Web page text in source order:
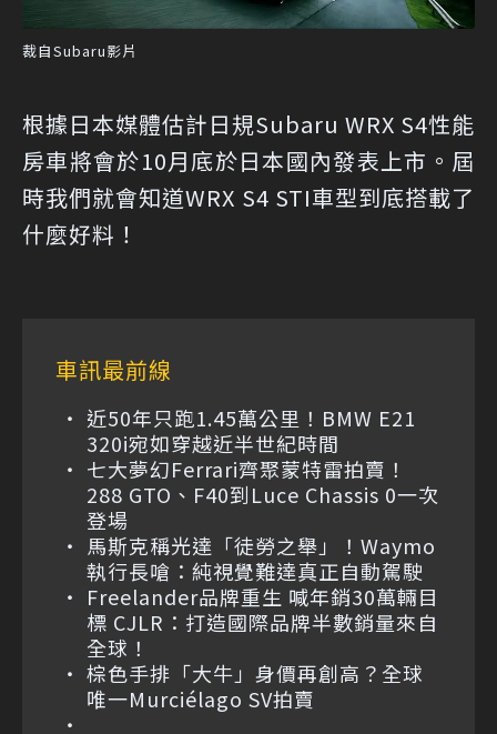
裁自Subaru影片
根據日本媒體估計日規Subaru WRX S4性能
房車將會於10月底於日本國內發表上市。屆
時我們就會知道WRX S4 STI車型到底搭載了
什麼好料！
車訊最前線
近50年只跑1.45萬公里！BMW E21
320i宛如穿越近半世紀時間
七大夢幻Ferrari齊聚蒙特雷拍賣！
288 GTO、F40到Luce Chassis 0一次
登場
馬斯克稱光達「徒勞之舉」！Waymo
執行長嗆：純視覺難達真正自動駕駛
Freelander品牌重生 喊年銷30萬輛目
標 CJLR：打造國際品牌半數銷量來自
全球！
棕色手排「大牛」身價再創高？全球
唯一Murciélago SV拍賣